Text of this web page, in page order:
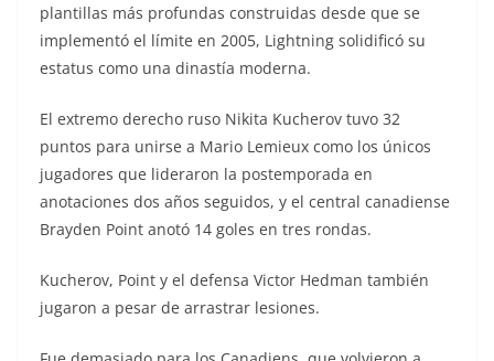
plantillas más profundas construidas desde que se
implementó el límite en 2005, Lightning solidificó su
estatus como una dinastía moderna.
El extremo derecho ruso Nikita Kucherov tuvo 32
puntos para unirse a Mario Lemieux como los únicos
jugadores que lideraron la postemporada en
anotaciones dos años seguidos, y el central canadiense
Brayden Point anotó 14 goles en tres rondas.
Kucherov, Point y el defensa Victor Hedman también
jugaron a pesar de arrastrar lesiones.